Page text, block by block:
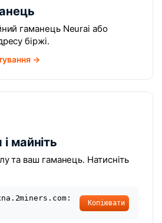
гаманець Neurai або
біржі.
→
майніть
та ваш гаманець. Натисніть
Копіювати